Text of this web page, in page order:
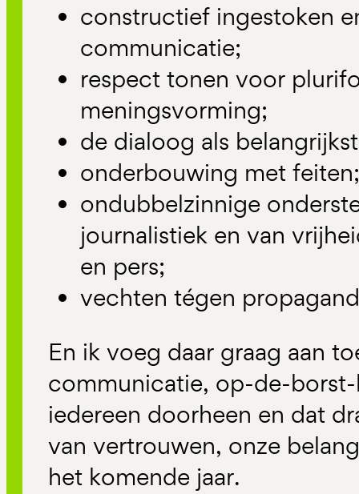
constructief ingestoken
communicatie;
respect tonen voor
meningsvorming;
de dialoog als
onderbouwing met feiten;
ondubbelzinnige
journalistiek en van
en pers;
vechten tégen
En ik voeg daar graag aan
communicatie, op-de-
iedereen doorheen en dat
van vertrouwen, onze
het komende jaar.